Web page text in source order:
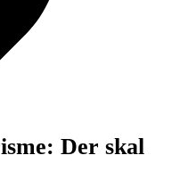
Der skal